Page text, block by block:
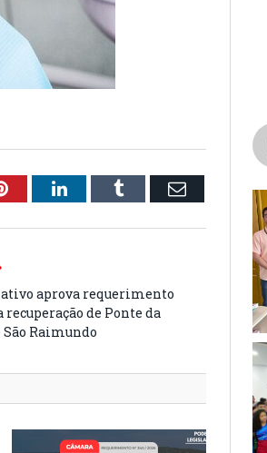
PinterestLinkedInTumblr Email
aprova requerimento
de Ponte da
Raimundo